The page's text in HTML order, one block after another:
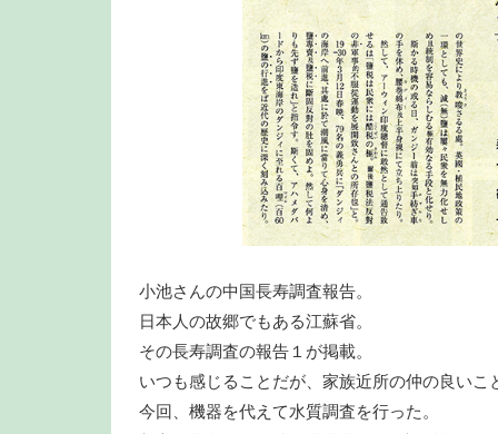
小池さんの中国長寿調査報告。
日本人の故郷でもある江蘇省。
その長寿調査の報告１が掲載。
いつも感じることだが、家族近所の仲の良いこ
今回、機器を代えて水質調査を行った。